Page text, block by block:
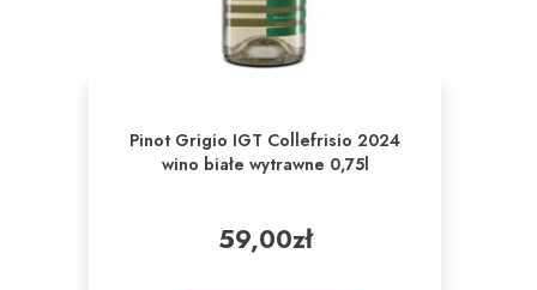
Pinot Grigio IGT Collefrisio 2024
wino białe wytrawne 0,75l
59,00zł